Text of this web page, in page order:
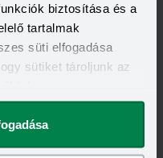
biztosítása és a
tartalmak
süti elfogadása
sütiket tároljunk az
-ot!
/1